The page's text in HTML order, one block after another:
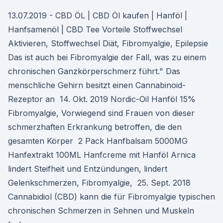
13.07.2019 - CBD ÖL | CBD Öl kaufen | Hanföl |
Hanfsamenöl | CBD Tee Vorteile Stoffwechsel
Aktivieren, Stoffwechsel Diät, Fibromyalgie, Epilepsie
Das ist auch bei Fibromyalgie der Fall, was zu einem
chronischen Ganzkörperschmerz führt." Das
menschliche Gehirn besitzt einen Cannabinoid-
Rezeptor an 14. Okt. 2019 Nordic-Oil Hanföl 15%
Fibromyalgie, Vorwiegend sind Frauen von dieser
schmerzhaften Erkrankung betroffen, die den
gesamten Körper 2 Pack Hanfbalsam 5000MG
Hanfextrakt 100ML Hanfcreme mit Hanföl Arnica
lindert Steifheit und Entzündungen, lindert
Gelenkschmerzen, Fibromyalgie, 25. Sept. 2018
Cannabidiol (CBD) kann die für Fibromyalgie typischen
chronischen Schmerzen in Sehnen und Muskeln